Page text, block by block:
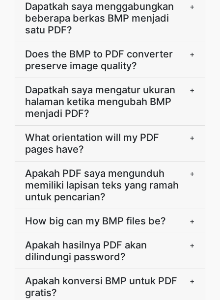
Dapatkah saya menggabungkan
beberapa berkas BMP menjadi
satu PDF?
+
Does the BMP to PDF converter
preserve image quality?
+
Dapatkah saya mengatur ukuran
halaman ketika mengubah BMP
menjadi PDF?
+
What orientation will my PDF
pages have?
+
Apakah PDF saya mengunduh
memiliki lapisan teks yang ramah
untuk pencarian?
+
How big can my BMP files be? +
Apakah hasilnya PDF akan
dilindungi password?
+
Apakah konversi BMP untuk PDF
gratis?
+